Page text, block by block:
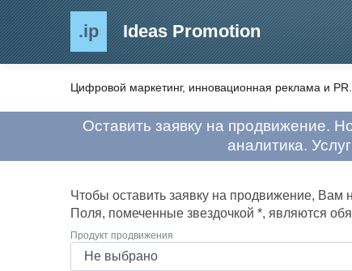
.ip Ideas Promotion
Цифровой маркетинг, инновационная реклама и
Оставить заявку на продвижение.
аналитика.
Чтобы оставить заявку на продвижение,
Поля, помеченные звездочкой *, являются
Продукт продвижения